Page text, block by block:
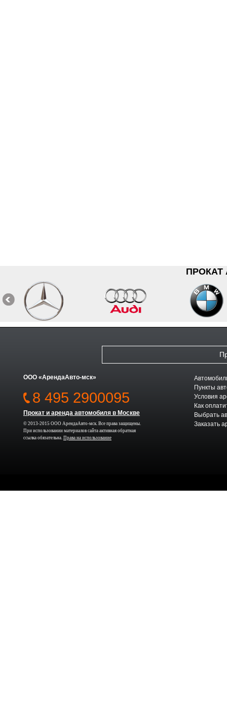
ООО «АрендаАвто-мск»
8 495 2900095
Прокат и аренда автомобиля в Москве
© 2013-2015 ООО АрендаАвто-мск. Все права защищены.
При использовании материалов сайта активная обратная
ссылка обязательна. Права на использование
Пункты
Условия
Как
Выбрать
Заказать